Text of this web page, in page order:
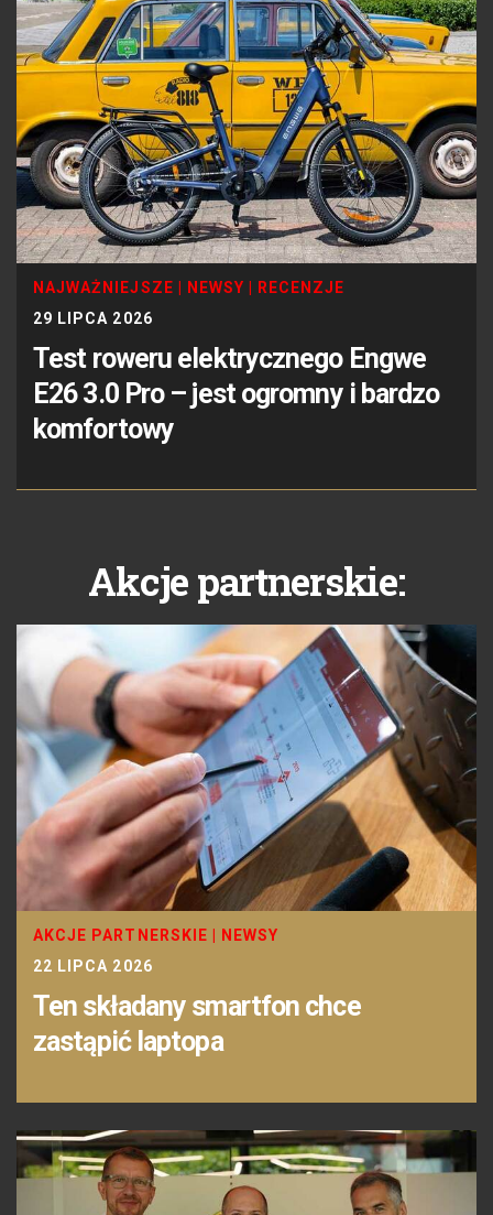
NAJWAŻNIEJSZE NEWSY
RECENZJE
29 LIPCA 2026
Test roweru elektrycznego Engwe
E26 3.0 Pro – jest ogromny i bardzo
komfortowy
Akcje partnerskie:
AKCJE PARTNERSKIE
NEWSY
22 LIPCA 2026
Ten składany smartfon chce
zastąpić laptopa